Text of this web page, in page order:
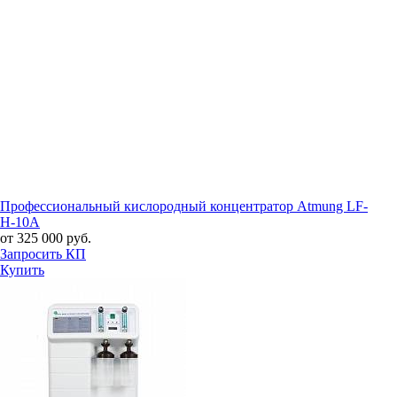
Профессиональный кислородный концентратор Atmung LF-
H-10A
от 325 000 руб.
Запросить КП
Купить